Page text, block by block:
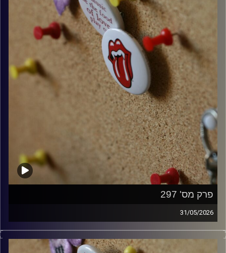
פרק מס' 297
31/05/2026
קלאסיקות רוק עם אורן הוף.